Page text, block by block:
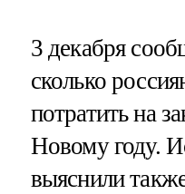
3 декабря
сколько
потратить на
Новому году.
выяснили